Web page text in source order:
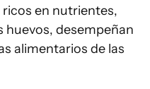
en nutrientes,
huevos, desempeñan
alimentarios de las